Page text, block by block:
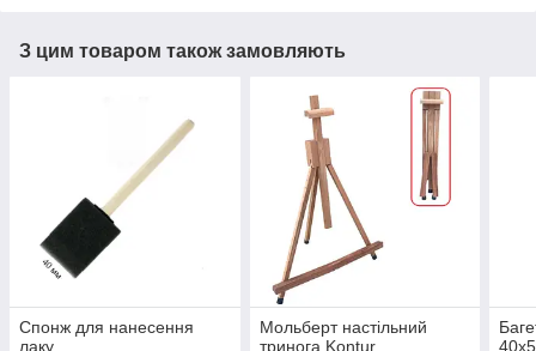
З цим товаром також замовляють
Спонж для нанесення
лаку
Мольберт настільний
тринога Kontur